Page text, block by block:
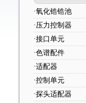
·氧化锆锆池
·压力控制器
·接口单元
·色谱配件
·适配器
·控制单元
·探头适配器